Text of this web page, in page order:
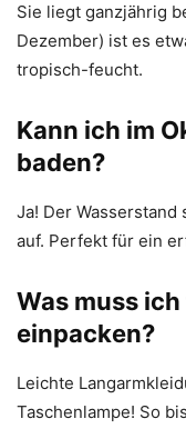
Sie liegt ganzjährig
Dezember) ist es
tropisch-feucht.
Kann ich im
baden?
Ja! Der
auf. Perfekt für ein
Was muss
einpacken?
Leichte
Taschenlampe! So